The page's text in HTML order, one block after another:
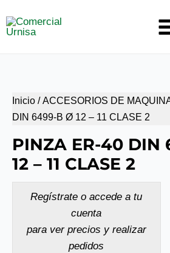
al
Inicio /ACCESORIOS DE
DIN 6499-B Ø 12 – 11 CLASE 2
PINZA ER-40 DIN
12 – 11 CLASE 2
Regístrate o accede a tu
cuenta
para ver precios y realizar
pedidos